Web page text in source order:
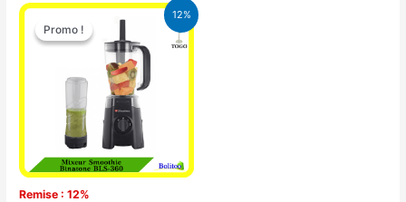
12%
Promo !
Remise : 12%
Promo !
Le
prix
initial
était :
25.000 CFA.
Le
prix
actuel
est :